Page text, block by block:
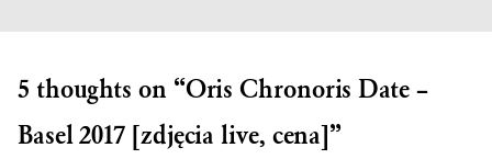
5 thoughts on “Oris Chronoris Date –
Basel 2017 [zdjęcia live, cena]”